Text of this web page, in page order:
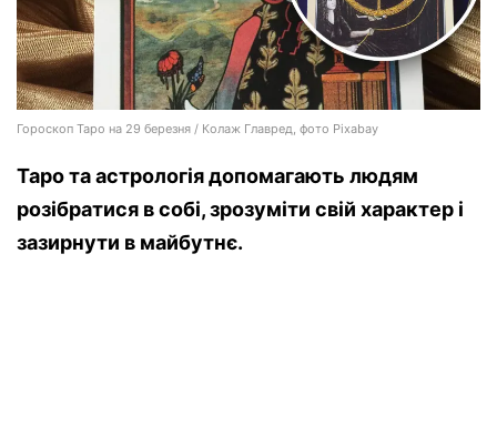
Гороскоп Таро на 29 березня / Колаж Главред, фото Pixabay
Таро та астрологія допомагають людям
розібратися в собі, зрозуміти свій характер і
зазирнути в майбутнє.